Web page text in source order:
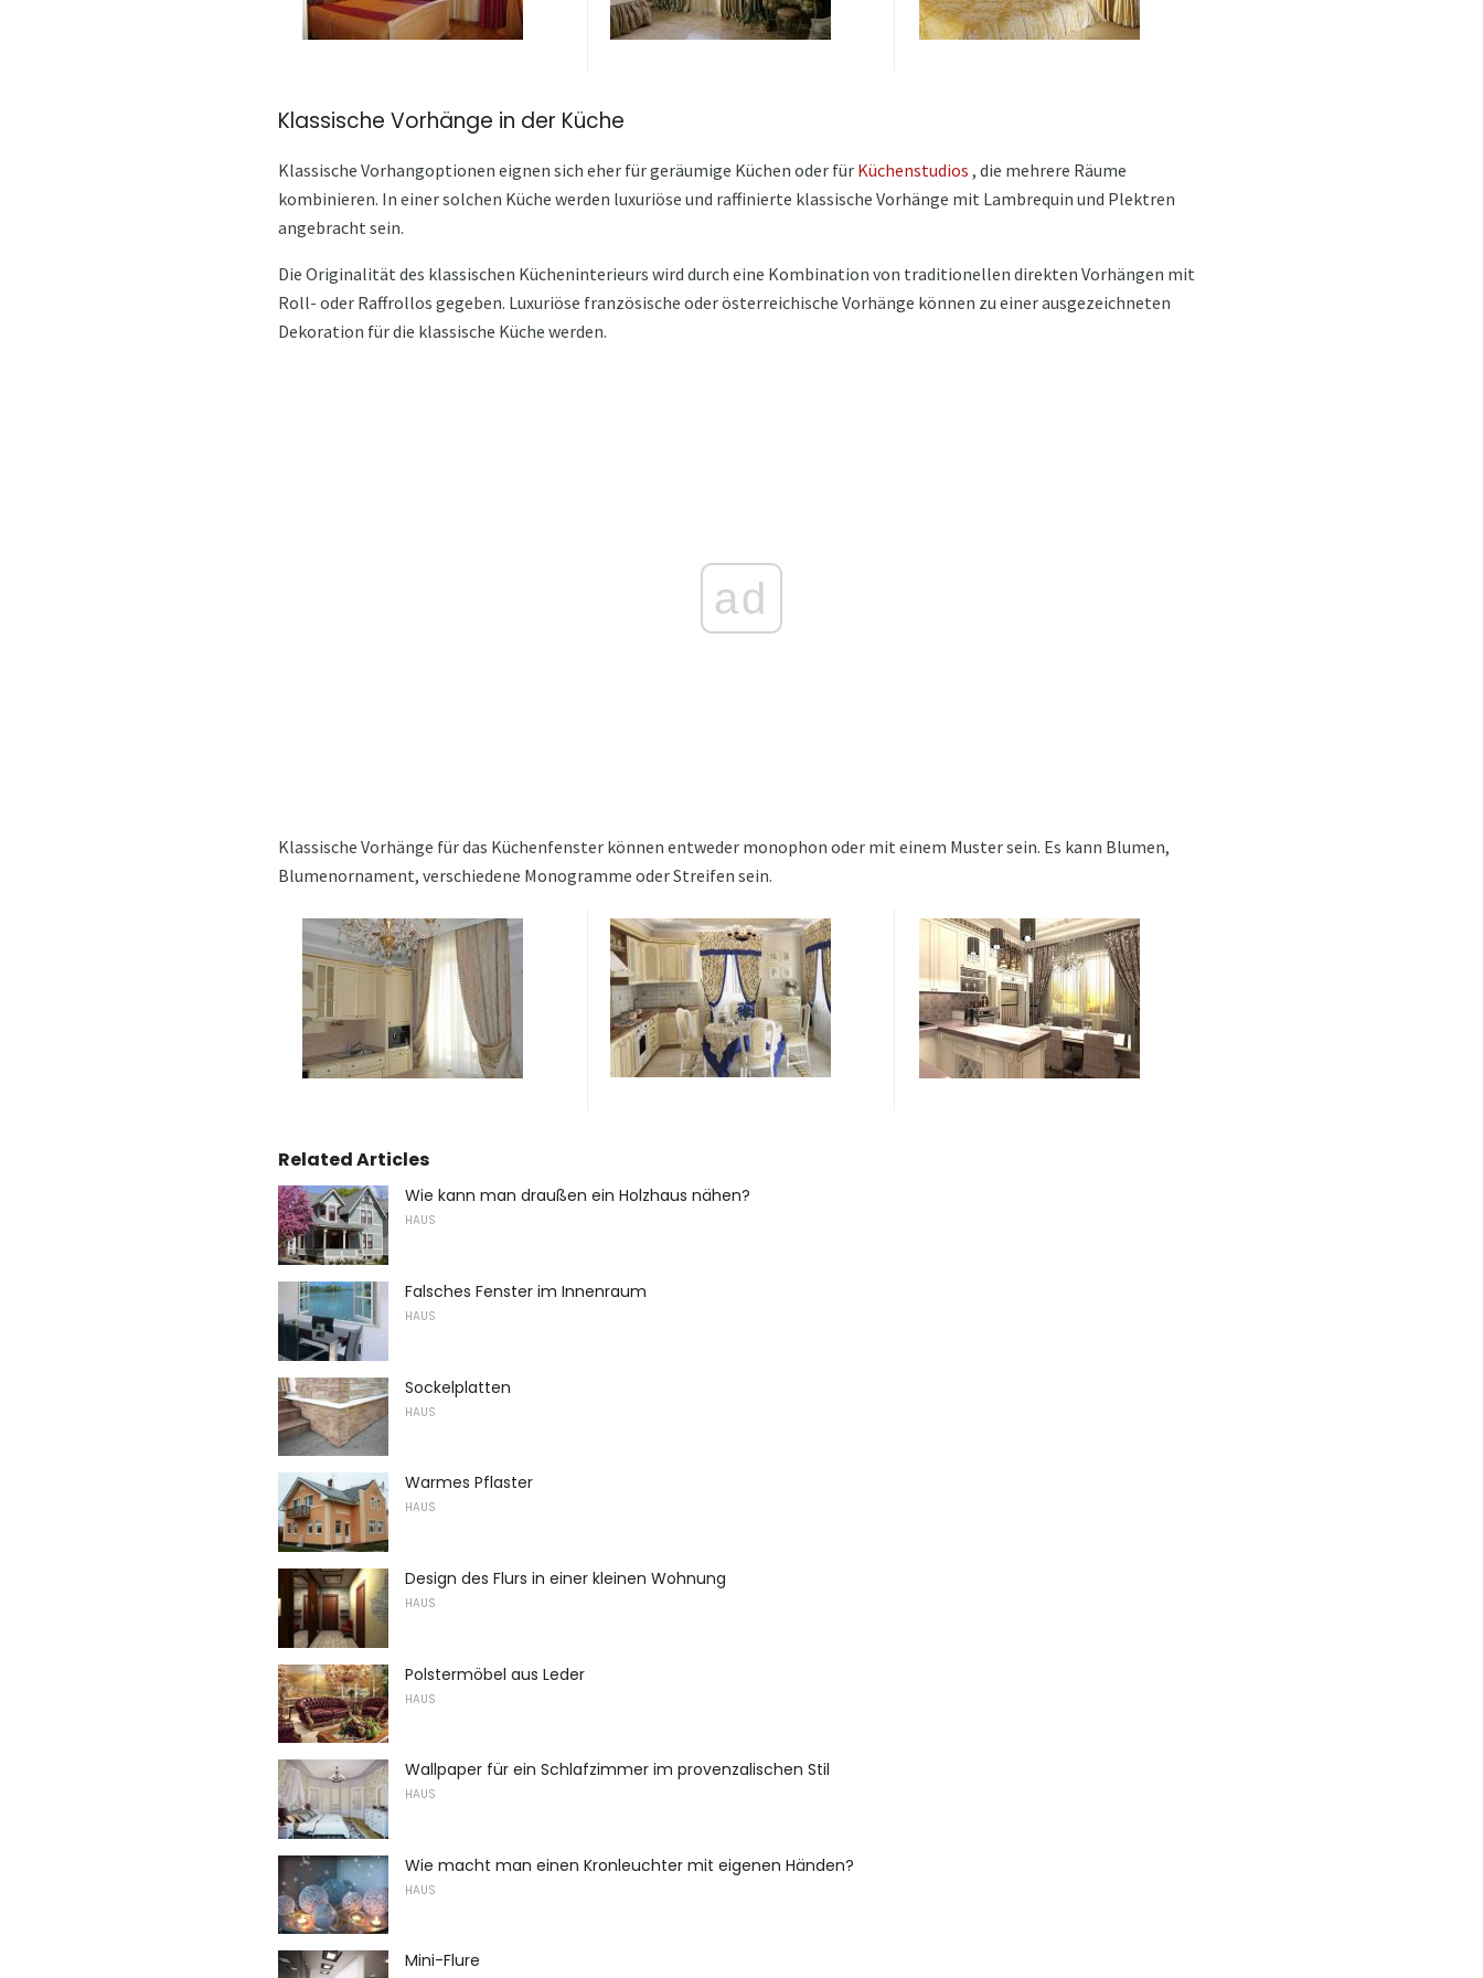
Klassische Vorhänge in der Küche
Klassische Vorhangoptionen eignen sich eher für geräumige Küchen oder für Küchenstudios , die mehrere Räume
kombinieren. In einer solchen Küche werden luxuriöse und raffinierte klassische Vorhänge mit Lambrequin und Plektren
angebracht sein.
Die Originalität des klassischen Kücheninterieurs wird durch eine Kombination von traditionellen direkten Vorhängen mit
Roll- oder Raffrollos gegeben. Luxuriöse französische oder österreichische Vorhänge können zu einer ausgezeichneten
Dekoration für die klassische Küche werden.
ad
Klassische Vorhänge für das Küchenfenster können entweder monophon oder mit einem Muster sein. Es kann Blumen,
Blumenornament, verschiedene Monogramme oder Streifen sein.
Related Articles
Wie kann man draußen ein Holzhaus nähen?
HAUS
Falsches Fenster im Innenraum
HAUS
Sockelplatten
HAUS
Warmes Pflaster
HAUS
Design des Flurs in einer kleinen Wohnung
HAUS
Polstermöbel aus Leder
HAUS
Wallpaper für ein Schlafzimmer im provenzalischen Stil
HAUS
Wie macht man einen Kronleuchter mit eigenen Händen?
HAUS
Mini-Flure